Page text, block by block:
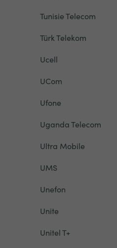
Tunisie Telecom
Türk Telekom
Ucell
UCom
Ufone
Uganda Telecom
Ultra Mobile
UMS
Unefon
Unite
Unitel T+